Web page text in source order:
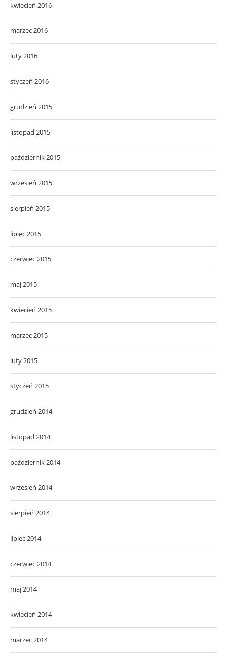
kwiecień 2016
marzec 2016
luty 2016
styczeń 2016
grudzień 2015
listopad 2015
październik 2015
wrzesień 2015
sierpień 2015
lipiec 2015
czerwiec 2015
maj 2015
kwiecień 2015
marzec 2015
luty 2015
styczeń 2015
grudzień 2014
listopad 2014
październik 2014
wrzesień 2014
sierpień 2014
lipiec 2014
czerwiec 2014
maj 2014
kwiecień 2014
marzec 2014